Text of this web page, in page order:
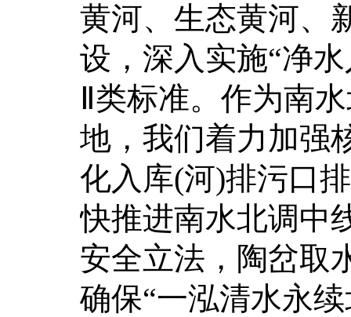
黄河、生态黄河、
设，深入实施“净
Ⅱ类标准。作为南
地，我们着力加强
化入库(河)排污口
快推进南水北调中
安全立法，陶岔取
确保“一泓清水永